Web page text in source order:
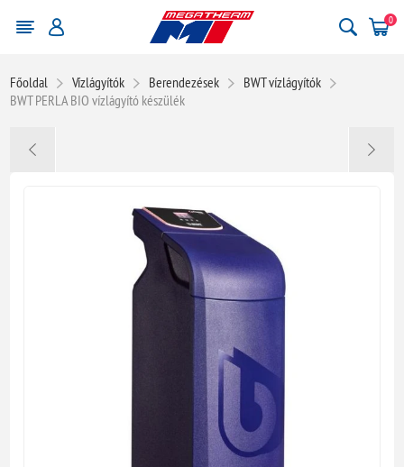
0
Főoldal Vízlágyítók Berendezések
BWT vízlágyítók
BWT PERLA BIO vízlágyító készülék